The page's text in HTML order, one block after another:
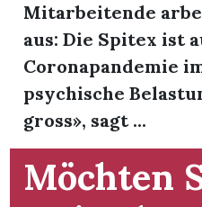
Mitarbeitende
aus: Die Spitex ist
Coronapandemie
psychische
gross», sagt ...
Möchten